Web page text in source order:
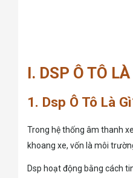
I. DSP Ô TÔ
1. Dsp Ô Tô Là
Trong hệ thống âm thanh
khoang xe, vốn là môi
Dsp hoạt động bằng cách